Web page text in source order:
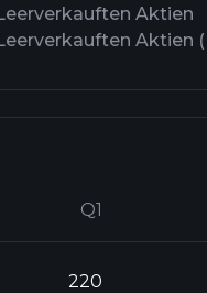
Aktien
Aktien
Q1
220